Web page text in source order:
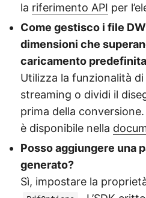
la riferimento API per
Come gestisco i file
dimensioni che
caricamento
Utilizza la funzionalità
streaming o dividi il
prima della
è disponibile nella
Posso aggiungere una
generato?
Sì, impostare la